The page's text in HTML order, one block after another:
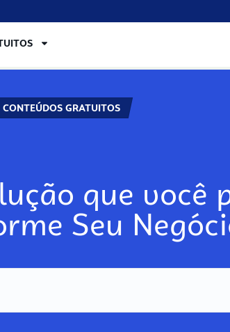
CONTEÚDOS GRATUITOS
que você
Seu